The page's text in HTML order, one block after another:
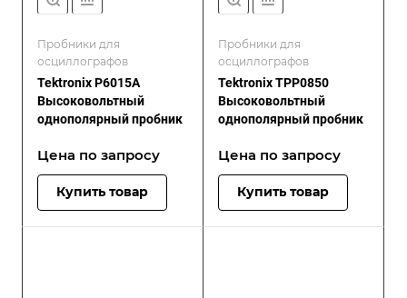
Пробники для
осциллографов
Tektronix P6015A
Высоковольтный
однополярный пробник
Цена по запросу
Купить товар
Пробники для
осциллографов
Tektronix TPP0850
Высоковольтный
однополярный пробник
Цена по запросу
Купить товар